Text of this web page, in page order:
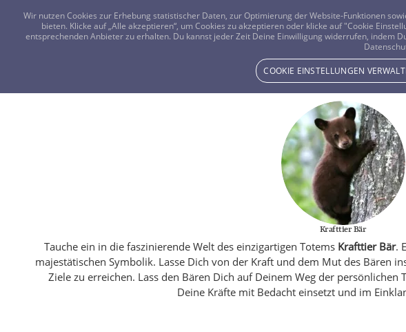
Krafttier Bär
Tauche ein in die faszinierende Welt des einzigartigen Totems Krafttier Bär.
majestätischen Symbolik. Lasse Dich von der Kraft und dem Mut des Bären
Ziele zu erreichen. Lass den Bären Dich auf Deinem Weg der
Deine Kräfte mit Bedacht einsetzt und im
Wir nutzen Cookies zur Erhebung statistischer Daten, zur Optimierung der Website-Funktionen
bieten. Klicke auf „Alle akzeptieren“, um Cookies zu akzeptieren oder klicke auf "Cookie
entsprechenden Anbieter zu erhalten. Du kannst jeder Zeit Deine Einwilligung widerrufen, indem
COOKIE EINSTELLUNGEN